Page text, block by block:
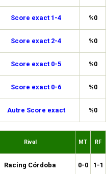
Score exact 1-4 %0
Score exact 2-4 %0
Score exact 0-5 %0
Score exact 0-6 %0
Autre Score exact %0
Rival MT RF
Racing Córdoba 0-0 1-1